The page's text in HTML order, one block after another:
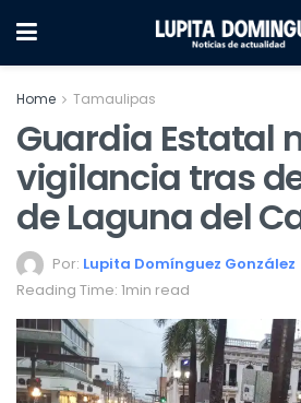
Home Tamaulipas
Guardia Estatal
vigilancia tras
de Laguna del
Por: Lupita Domínguez González
Reading Time: 1min read